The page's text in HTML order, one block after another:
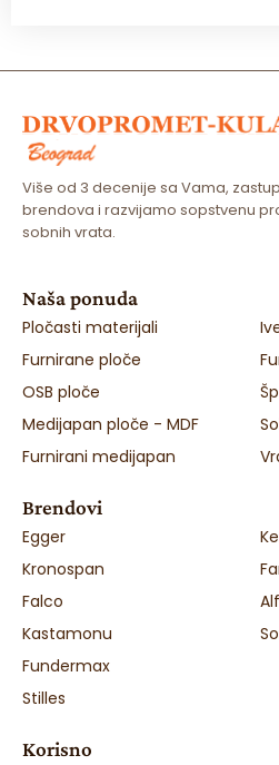
Više od 3 decenije sa Vama,
brendova i razvijamo sopstvenu
sobnih vrata.
Naša ponuda
Pločasti materijali
Furnirane ploče
OSB ploče
Medijapan ploče - MDF
Furnirani medijapan
Brendovi
Egger
Kronospan
Falco
Kastamonu
Fundermax
Stilles
Korisno